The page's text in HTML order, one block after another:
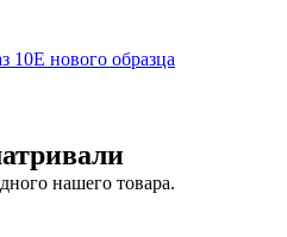
10E нового образца
нашего товара.